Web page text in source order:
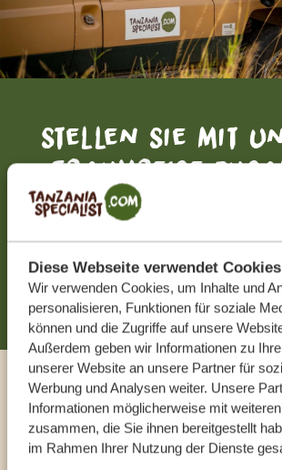
Diese Webseite verwendet Cookies
Wir verwenden Cookies, um Inhalte und
personalisieren, Funktionen für soziale
können und die Zugriffe auf unsere
Außerdem geben wir Informationen zu
unserer Website an unsere Partner für
Werbung und Analysen weiter. Unsere
Informationen möglicherweise mit
zusammen, die Sie ihnen bereitgestellt
im Rahmen Ihrer Nutzung der Dienste
Stellen Sie mit
Traumreise
KOSTENLOS UND
JETZT
Sprechen Sie mit